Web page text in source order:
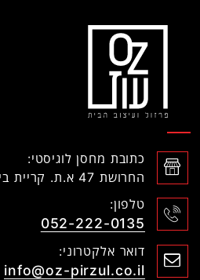
כתובת מחסן לוגיסטי:
החרושת 47 א.ת. קריית ביאליק
טלפון:
052-222-0135
דואר אלקטרוני:
info@oz-pirzul.co.il